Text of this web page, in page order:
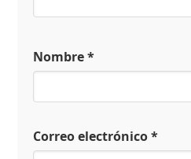
Nombre*
Correo electrónico*